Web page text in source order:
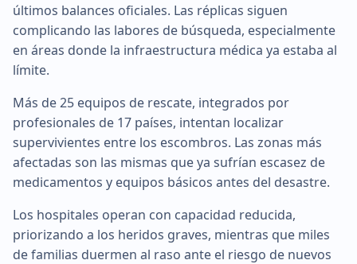
últimos balances oficiales. Las réplicas siguen
complicando las labores de búsqueda, especialmente
en áreas donde la infraestructura médica ya estaba al
límite.
Más de 25 equipos de rescate, integrados por
profesionales de 17 países, intentan localizar
supervivientes entre los escombros. Las zonas más
afectadas son las mismas que ya sufrían escasez de
medicamentos y equipos básicos antes del desastre.
Los hospitales operan con capacidad reducida,
priorizando a los heridos graves, mientras que miles
de familias duermen al raso ante el riesgo de nuevos